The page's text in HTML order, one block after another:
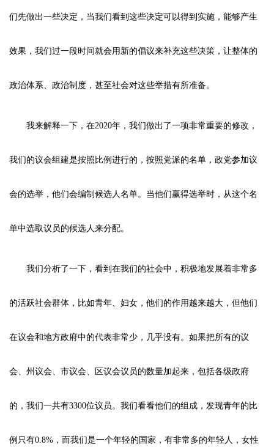
们先做出一些决定，当我们看到这些决定可以得到实施，能够产生
效果，我们过一段时间就会用新的倡议来补充这些决策，让整体的
政治体系、政治制度，甚至社会对这些举措有所准备。
我来解释一下，在2020年，我们做出了一项非常重要的修改，
我们的议会组建是按照比例进行的，按照党派的名单，政党参加议
会的选举，他们会编制候选人名单。当他们赢得选举时，从这个名
单中选取议员的候选人来分配。
我们分析了一下，看到在我们的社会中，积极地发展着非常多
的活跃社会群体，比如青年、妇女，他们的作用越来越大，但他们
在议会和地方政府中的代表非常少，几乎没有。如果把所有的议
会、州议会、市议会、区议会议员的数量加起来，包括各级政府
的，我们一共有3300位议员。我们看看他们的组成，发现青年的比
例只有0.8%，而我们是一个年轻的国家，有非常多的年轻人，女性